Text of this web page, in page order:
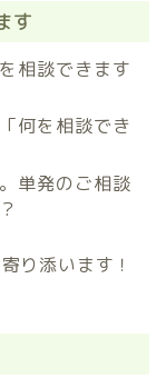
す
相談できます
何を相談でき
単発のご相談
り添います！